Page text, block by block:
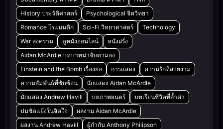
History ประวัติศาสตร์
Psychological จิตวิทยา
Romance โรแมนติก
Sci-Fi วิทยาศาสตร์
Technology
War สงคราม
ดูหนังออนไลน์
หนังฝรั่ง
Aidan McArdle บทบาทน่าจับตามอง
Einstein and the Bomb เรื่องย่อ
การแสดง
ความรักที่สวยงาม
ความสัมพันธ์ที่ซับซ้อน
นักแสดง Aidan McArdle
นักแสดง Andrew Havill
บทภาพยนตร์
บทเรียนชีวิตที่ล้ำค่า
ปมขัดแย้งในจิตใจ
ผลงาน Aidan McArdle
ผลงาน Andrew Havill
ผู้กำกับ Anthony Philipson